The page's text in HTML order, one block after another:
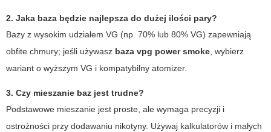
2. Jaka baza będzie najlepsza do dużej ilości pary?
Bazy z wysokim udziałem VG (np. 70% lub 80% VG) zapewniają
obfite chmury; jeśli używasz baza vpg power smoke , wybierz
wariant o wyższym VG i kompatybilny atomizer.
3. Czy mieszanie baz jest trudne?
Podstawowe mieszanie jest proste, ale wymaga precyzji i
ostrożności przy dodawaniu nikotyny. Używaj kalkulatorów i małych